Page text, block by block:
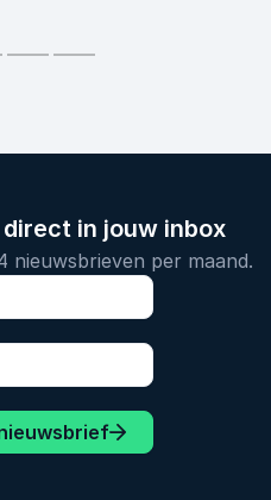
in jouw inbox
nieuwsbrieven per maand.